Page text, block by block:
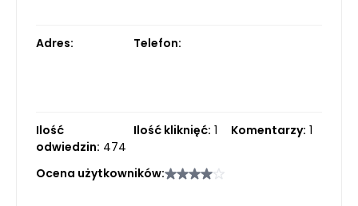
Adres: Telefon:
Ilość
odwiedzin: 474
Ilość kliknięć: 1 Komentarzy: 1
Ocena użytkowników: